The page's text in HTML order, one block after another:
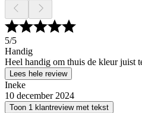
5/5
Handig
Heel handig om thuis de kleur juist
Lees hele review
Ineke
10 december 2024
Toon 1 klantreview met tekst